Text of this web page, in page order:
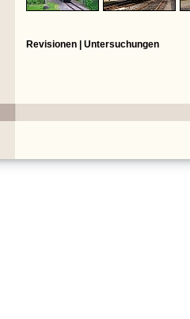
Revisionen | Untersuchungen